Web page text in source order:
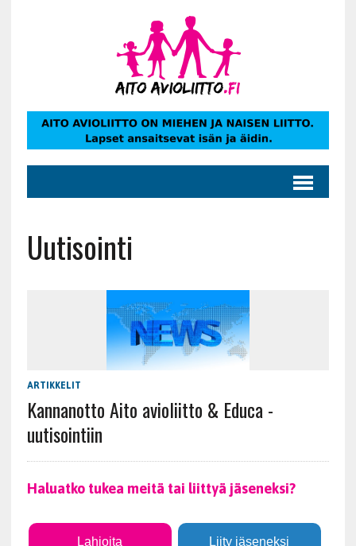
Uutisointi
ARTIKKELIT
Kannanotto Aito avioliitto & Educa -
uutisointiin
Haluatko tukea meitä tai liittyä jäseneksi?
Lahjoita Liity jäseneksi